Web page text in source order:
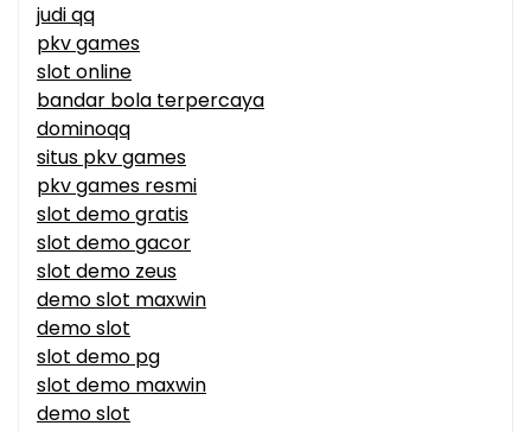
judi qq
pkv games
slot online
bandar bola terpercaya
dominoqq
situs pkv games
pkv games resmi
slot demo gratis
slot demo gacor
slot demo zeus
demo slot maxwin
demo slot
slot demo pg
slot demo maxwin
demo slot